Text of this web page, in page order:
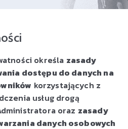
określa zasady
dostępu do danych na
korzystających z
usług drogą
oraz zasady
danych osobowych